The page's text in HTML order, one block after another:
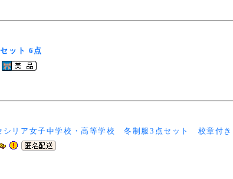
ット 6点
シリア女子中学校・高等学校 冬制服3点セット 校章付き